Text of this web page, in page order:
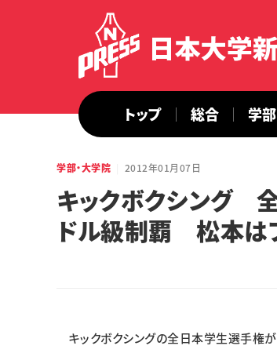
トップ 総合 学部
学部・大学院 2012年01月07日
キックボクシング
ドル級制覇 松本は
キックボクシングの全日本学生選手権が